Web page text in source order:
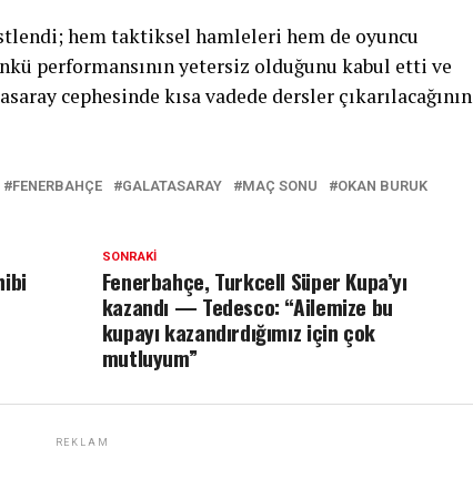
hem taktiksel hamleleri hem de oyuncu
performansının yetersiz olduğunu kabul etti ve
cephesinde kısa vadede dersler çıkarılacağının
FENERBAHÇE GALATASARAY MAÇ SONU OKAN BURUK
SONRAKI
Fenerbahçe, Turkcell Süper Kupa’yı
kazandı — Tedesco: “Ailemize bu
kupayı kazandırdığımız için çok
mutluyum”
REKLAM